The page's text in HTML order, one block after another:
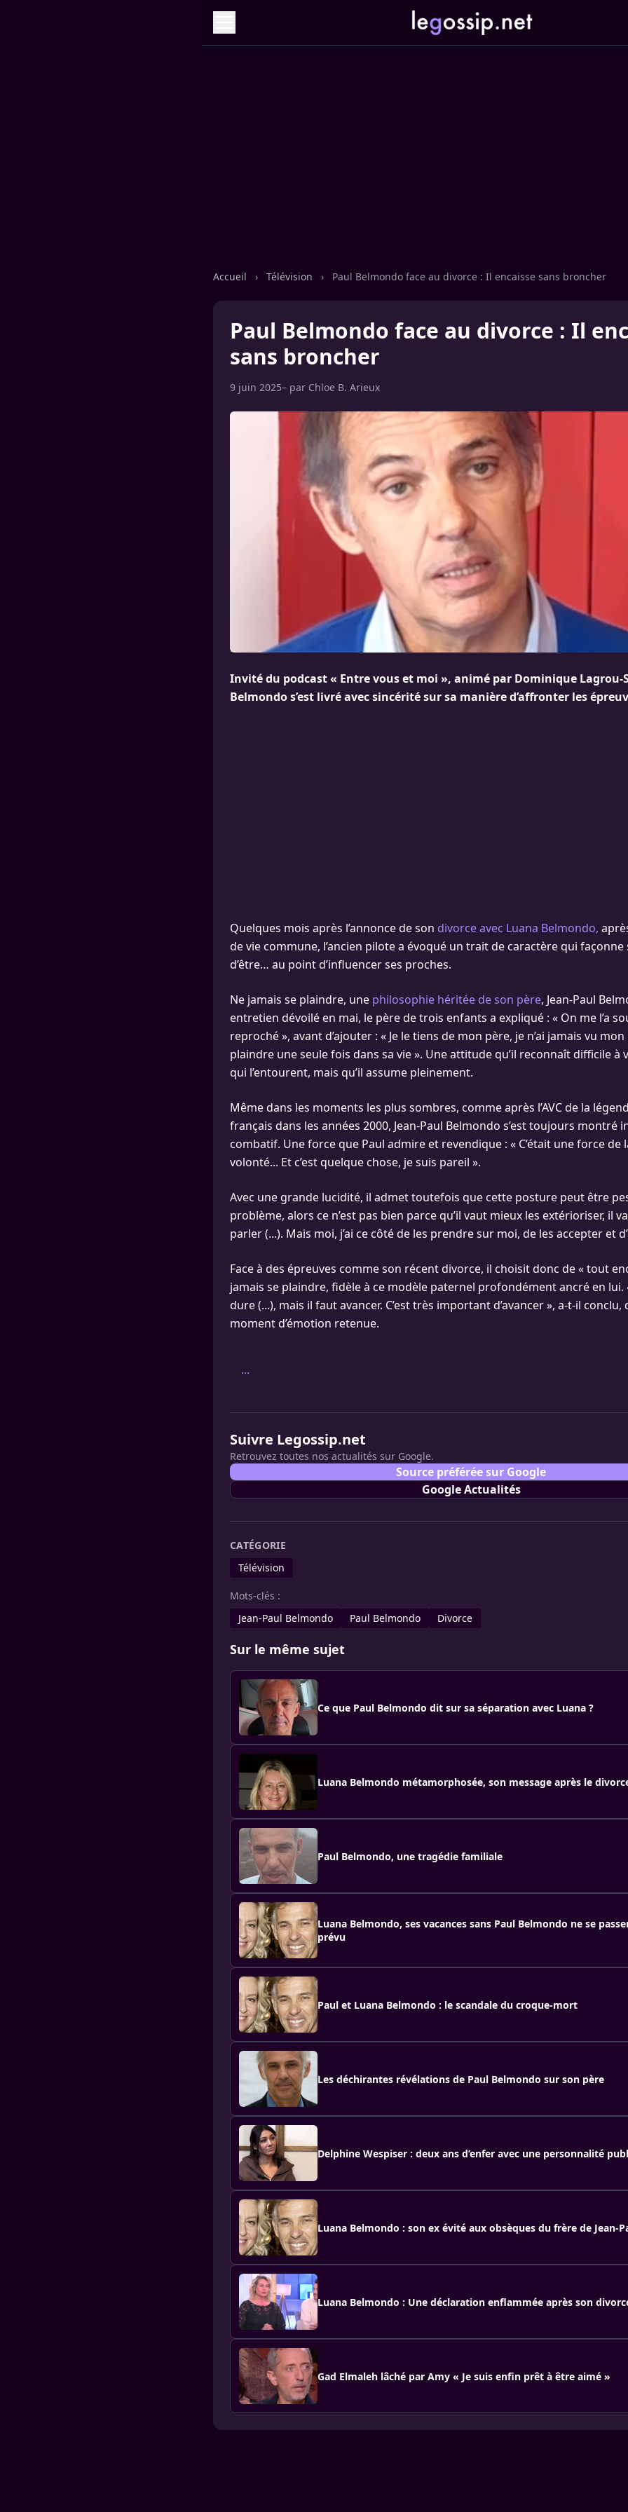
Accueil › Télévision › Paul Belmondo face au divorce : Il encaisse sans broncher
Paul Belmondo face au divorce : Il
sans broncher
9 juin 2025– par Chloe B. Arieux
Invité du podcast « Entre vous et moi », animé par Dominique Lagrou-
Belmondo s’est livré avec sincérité sur sa manière d’affronter les
Quelques mois après l’annonce de son divorce avec Luana Belmondo,
de vie commune, l’ancien pilote a évoqué un trait de caractère qui façonne
d’être… au point d’influencer ses proches.
Ne jamais se plaindre, une philosophie héritée de son père, Jean-Paul
entretien dévoilé en mai, le père de trois enfants a expliqué : « On me l’a
reproché », avant d’ajouter : « Je le tiens de mon père, je n’ai jamais vu
plaindre une seule fois dans sa vie ». Une attitude qu’il reconnaît difficile à
qui l’entourent, mais qu’il assume pleinement.
Même dans les moments les plus sombres, comme après l’AVC de la
français dans les années 2000, Jean-Paul Belmondo s’est toujours montré
combatif. Une force que Paul admire et revendique : « C’était une force de
volonté... Et c’est quelque chose, je suis pareil ».
Avec une grande lucidité, il admet toutefois que cette posture peut être
problème, alors ce n’est pas bien parce qu’il vaut mieux les extérioriser, il
parler (...). Mais moi, j’ai ce côté de les prendre sur moi, de les accepter et
Face à des épreuves comme son récent divorce, il choisit donc de « tout
jamais se plaindre, fidèle à ce modèle paternel profondément ancré en lui.
dure (...), mais il faut avancer. C’est très important d’avancer », a-t-il conclu,
moment d’émotion retenue.
...
Suivre Legossip.net
Retrouvez toutes nos actualités sur Google.
Source préférée sur Google
Google Actualités
CATÉGORIE
Télévision
Mots-clés :
Jean-Paul Belmondo
Paul Belmondo Divorce
Sur le même sujet
Ce que Paul Belmondo dit sur sa séparation avec Luana ?
Luana Belmondo métamorphosée, son message après le
Paul Belmondo, une tragédie familiale
Luana Belmondo, ses vacances sans Paul Belmondo ne se
prévu
Paul et Luana Belmondo : le scandale du croque-mort
Les déchirantes révélations de Paul Belmondo sur son père
Delphine Wespiser : deux ans d’enfer avec une personnalité
Luana Belmondo : son ex évité aux obsèques du frère de Jean-
Luana Belmondo : Une déclaration enflammée après son
Gad Elmaleh lâché par Amy « Je suis enfin prêt à être aimé »